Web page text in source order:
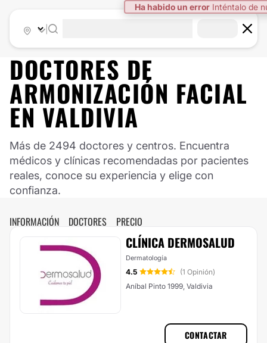
Ha habido un error Inténtalo de
DOCTORES DE
ARMONIZACIÓN FACIAL
EN VALDIVIA
Más de 2494 doctores y centros. Encuentra
médicos y clínicas recomendadas por pacientes
reales, conoce su experiencia y elige con
confianza.
INFORMACIÓN DOCTORES PRECIO
CLÍNICA DERMOSALUD
Dermatología
4.5
(1 Opinión)
Aníbal Pinto 1999, Valdivia
CONTACTAR